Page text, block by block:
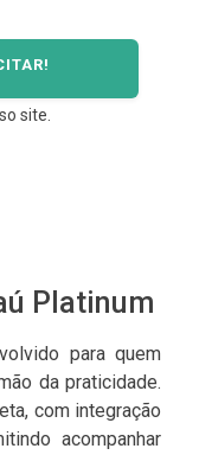
site.
Platinum
para quem
da praticidade.
com integração
acompanhar